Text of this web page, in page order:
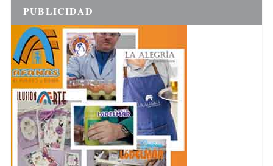
PUBLICIDAD